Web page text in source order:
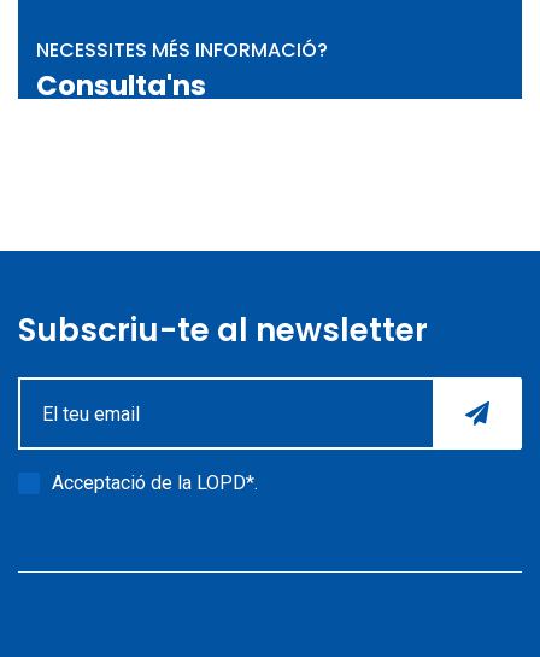
NECESSITES MÉS INFORMACIÓ?
Consulta'ns
Subscriu-te al newsletter
Acceptació de la LOPD*.